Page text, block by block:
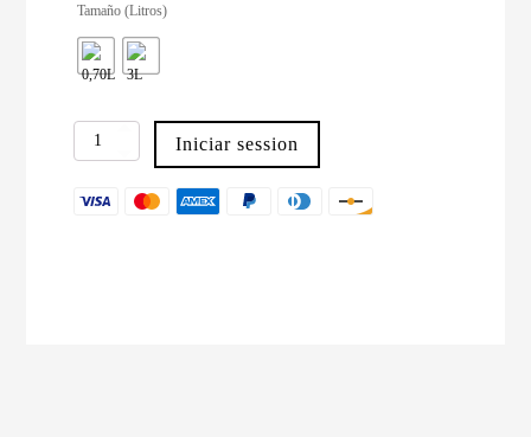
Tamaño (Litros)
Xeixal
Orujo
Arroz
Iniciar session